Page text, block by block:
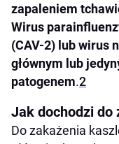
zapaleniem
Wirus
(CAV-2) lub wirus
głównym lub
patogenem.2
Jak dochodzi do
Do zakażenia